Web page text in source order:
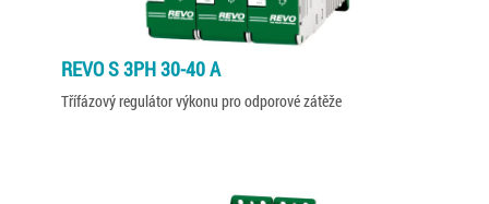
REVO S 3PH 30-40 A
Třífázový regulátor výkonu pro odporové zátěže